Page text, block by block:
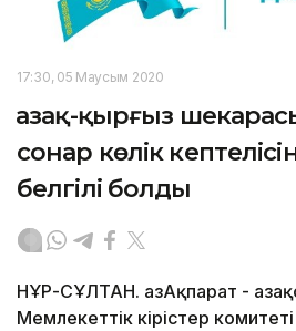
17:30, 05 Маусым 2020
Қазақ-қырғыз
сонар көлік
белгілі болды
НҰР-СҰЛТАН. ҚазАқпарат -
Мемлекеттік кірістер